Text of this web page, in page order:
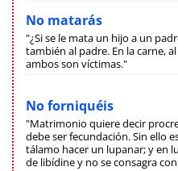
No matarás
"¿Si se le mata un hijo a un
también al padre. En la carne,
ambos son víctimas."
No forniquéis
"Matrimonio quiere decir
debe ser fecundación. Sin ello
tálamo hacer un lupanar; y en
de libídine y no se consagra